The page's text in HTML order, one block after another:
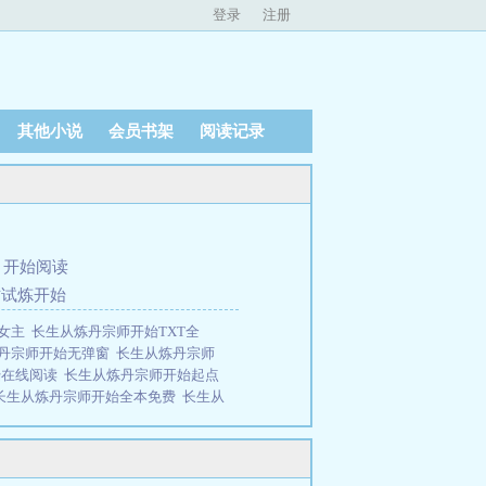
登录 注册
其他小说 会员书架 阅读记录
开始阅读
炼开始
主 长生从炼丹宗师开始TXT全
宗师开始无弹窗 长生从炼丹宗师
线阅读 长生从炼丹宗师开始起点
生从炼丹宗师开始全本免费 长生从
从炼丹宗师开始零点看书长生从